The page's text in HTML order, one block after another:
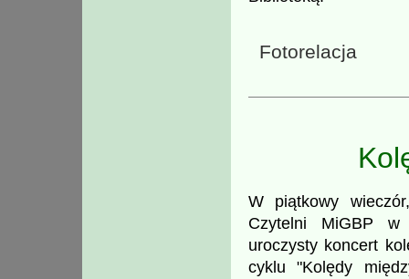
Fotorelacja
W piątkowy
Czytelni MiGBP w
uroczysty koncert
cyklu "Kolędy